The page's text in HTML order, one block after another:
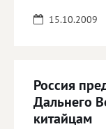
15.10.2009
Россия
Дальнего
китайцам